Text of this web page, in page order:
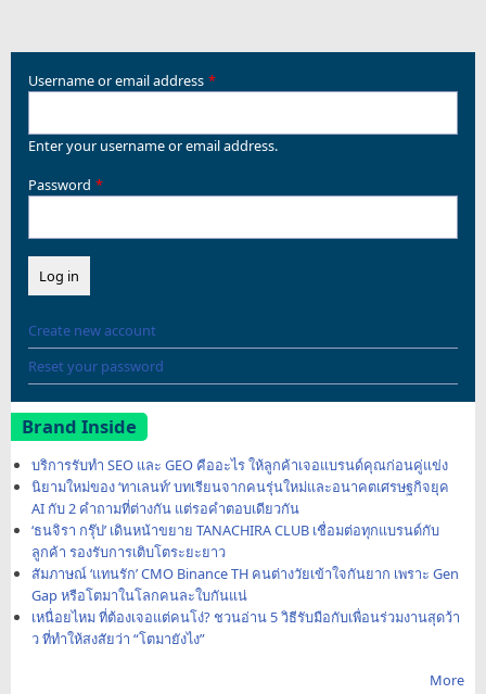
Username or email address
Enter your username or email address.
Password
Create new account
Reset your password
Brand Inside
บริการรับทำ SEO และ GEO คืออะไร ให้ลูกค้าเจอแบรนด์คุณก่อนคู่แข่ง
นิยามใหม่ของ ‘ทาเลนท์’ บทเรียนจากคนรุ่นใหม่และอนาคตเศรษฐกิจยุค
AI กับ 2 คำถามที่ต่างกัน แต่รอคำตอบเดียวกัน
‘ธนจิรา กรุ๊ป’ เดินหน้าขยาย TANACHIRA CLUB เชื่อมต่อทุกแบรนด์กับ
ลูกค้า รองรับการเติบโตระยะยาว
สัมภาษณ์ ‘แทนรัก’ CMO Binance TH คนต่างวัยเข้าใจกันยาก เพราะ Gen
Gap หรือโตมาในโลกคนละใบกันแน่
เหนื่อยไหม ที่ต้องเจอแต่คนโง่? ชวนอ่าน 5 วิธีรับมือกับเพื่อนร่วมงานสุดว้า
ว ที่ทำให้สงสัยว่า “โตมายังไง”
More